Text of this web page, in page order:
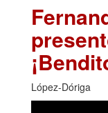
López-Dóriga